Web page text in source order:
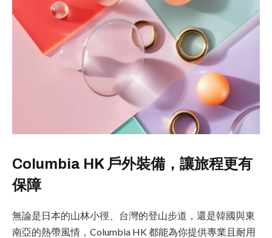
Columbia HK 戶外裝備，讓旅程更有
保障
無論是日本的山林小徑、台灣的登山步道，還是韓國與東
南亞的熱帶風情，Columbia HK 都能為你提供專業且耐用